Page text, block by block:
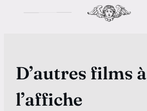
D’autres films à
l’affiche